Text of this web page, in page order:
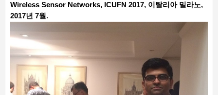
Wireless Sensor Networks, ICUFN 2017, 이탈리아 밀라노,
2017년 7월.